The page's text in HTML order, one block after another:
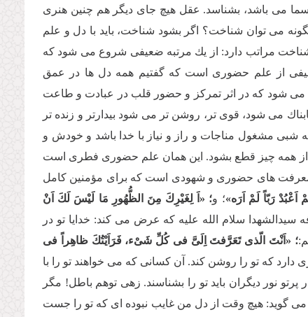
مى باشد، بشناسد. عقل هیچ جاى دیگر هم چنین هنرى
مى توان شناخت؟ اگر بشود شناخت، باید با دل و علم
مراتب دارد: از یك مرتبه ضعیفى شروع مى شود كه
از علم حضورى است كه گفتیم همه دل ها در عمق
مى شود كه در اثر تمركز و حضور قلب در عبادت و طاعت
مى شود، قوى تر، روشن تر مى شود بیدارتر و زنده تر
مشغول مناجات و راز و نیاز با خدا باشد و خودش و
از همه چیز قطع بشود. این همان علم حضورى فطرى است
معرفت هاى حضورى و شهودى است كه براى مؤمنین كامل
اَعْبُدْ رَبّاً لَمْ اَرَه»؛ و؛ «اَ لِغَیْرِكَ مِنَ الظُّهُورِ مَا لَیْسَ لَكَ اَنْ
سیدالشهدا سلام الله علیه كه عرض مى كند: خدایا تو در
؛ «اَنْتَ الّذى تَعَرَّفتَ اِلَىَّ فى كُلِّ شَىْء، فَرَاَیْتُكَ ظاهِراً فى
دارد كه تو را روشن كند. آن كسانى كه مى خواهند تو را با
پرتو نور دیگران باید تو را بشناسند. زهى توهم باطل! مگر
گوید: هیچ وقت از دل من غایب نبوده اى كه تو را جست